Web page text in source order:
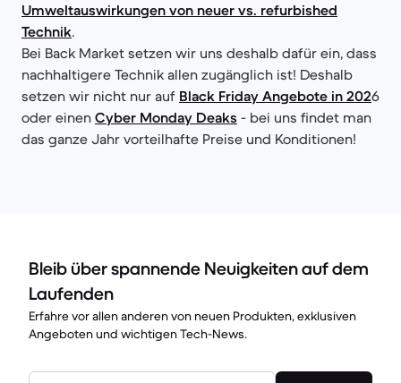
Umweltauswirkungen von neuer vs. refurbished
Technik.
Bei Back Market setzen wir uns deshalb dafür ein, dass
nachhaltigere Technik allen zugänglich ist! Deshalb
setzen wir nicht nur auf Black Friday Angebote in 2026
oder einen Cyber Monday Deaks - bei uns findet man
das ganze Jahr vorteilhafte Preise und Konditionen!
Bleib über spannende Neuigkeiten auf dem
Laufenden
Erfahre vor allen anderen von neuen Produkten, exklusiven
Angeboten und wichtigen Tech-News.